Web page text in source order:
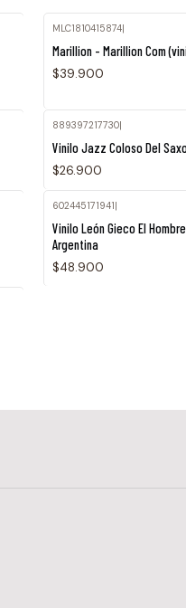
MLC1810415874|
Marillion - Marillion Com
$39.900
889397217730|
Vinilo Jazz Coloso Del
$26.900
602445171941
Vinilo León Gieco El
Argentina
$48.900